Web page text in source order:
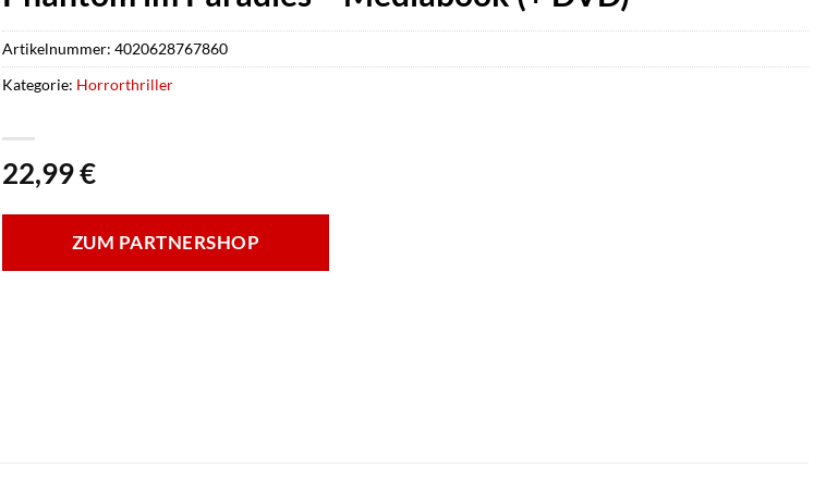
22,99€
ZUM PARTNERSHOP
Artikelnummer: 4020628767860
Kategorie: Horrorthriller